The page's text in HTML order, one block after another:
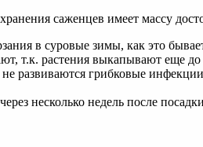
саженцев имеет массу
в суровые зимы, как это
т.к. растения выкапывают еще
развиваются грибковые
несколько недель после